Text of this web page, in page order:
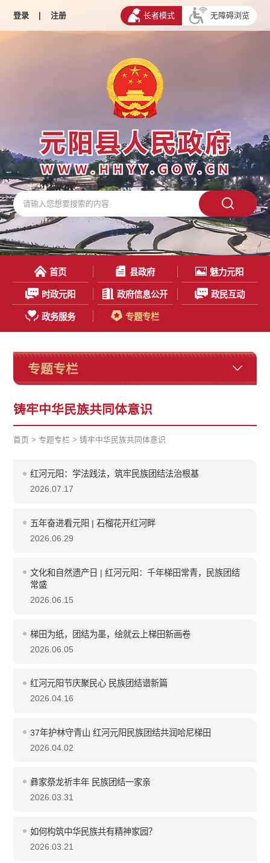
登录 | 注册 长者模式 无障碍浏览
首页 县政府 魅力元阳
时政元阳 政府信息公开 政民互动
政务服务 专题专栏
专题专栏
铸牢中华民族共同体意识
首页 >专题专栏 >铸牢中华民族共同体意识
红河元阳：学法践法，筑牢民族团结法治根基
2026.07.17
五年奋进看元阳 | 石榴花开红河畔
2026.06.29
文化和自然遗产日 | 红河元阳：千年梯田常青，民族团结
常盛
2026.06.15
梯田为纸，团结为墨，绘就云上梯田新画卷
2026.06.05
红河元阳节庆聚民心 民族团结谱新篇
2026.04.16
37年护林守青山 红河元阳民族团结共润哈尼梯田
2026.04.02
彝家祭龙祈丰年 民族团结一家亲
2026.03.31
如何构筑中华民族共有精神家园？
2026.03.21